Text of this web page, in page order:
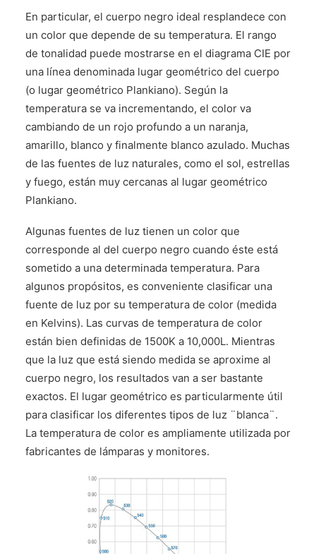
En particular, el cuerpo negro ideal resplandece con
un color que depende de su temperatura. El rango
de tonalidad puede mostrarse en el diagrama CIE por
una línea denominada lugar geométrico del cuerpo
(o lugar geométrico Plankiano). Según la
temperatura se va incrementando, el color va
cambiando de un rojo profundo a un naranja,
amarillo, blanco y finalmente blanco azulado. Muchas
de las fuentes de luz naturales, como el sol, estrellas
y fuego, están muy cercanas al lugar geométrico
Plankiano.
Algunas fuentes de luz tienen un color que
corresponde al del cuerpo negro cuando éste está
sometido a una determinada temperatura. Para
algunos propósitos, es conveniente clasificar una
fuente de luz por su temperatura de color (medida
en Kelvins). Las curvas de temperatura de color
están bien definidas de 1500K a 10,000L. Mientras
que la luz que está siendo medida se aproxime al
cuerpo negro, los resultados van a ser bastante
exactos. El lugar geométrico es particularmente útil
para clasificar los diferentes tipos de luz ¨blanca¨.
La temperatura de color es ampliamente utilizada por
fabricantes de lámparas y monitores.